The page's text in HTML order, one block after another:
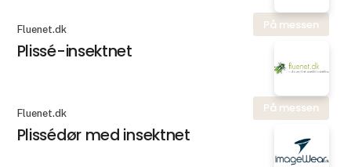
På messen
Fluenet.dk
Plissé-insektnet
På messen
Fluenet.dk
Plissédør med insektnet